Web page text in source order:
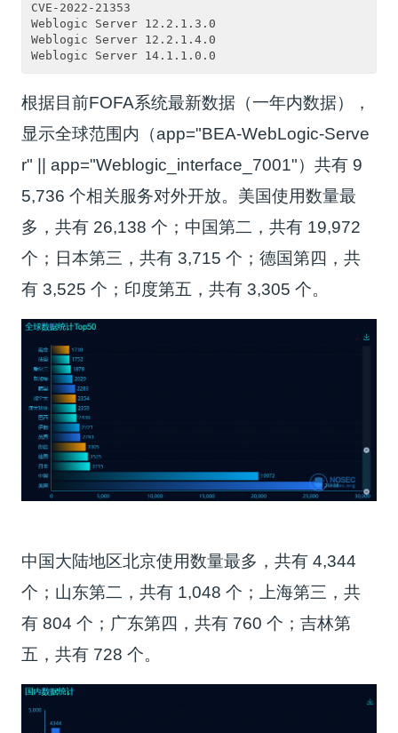
CVE-2022-21353
Weblogic Server 12.2.1.3.0
Weblogic Server 12.2.1.4.0
Weblogic Server 14.1.1.0.0
根据目前FOFA系统最新数据（一年内数据），
显示全球范围内（app="BEA-WebLogic-Serve
r" || app="Weblogic_interface_7001"）共有 9
5,736 个相关服务对外开放。美国使用数量最
多，共有 26,138 个；中国第二，共有 19,972
个；日本第三，共有 3,715 个；德国第四，共
有 3,525 个；印度第五，共有 3,305 个。
中国大陆地区北京使用数量最多，共有 4,344
个；山东第二，共有 1,048 个；上海第三，共
有 804 个；广东第四，共有 760 个；吉林第
五，共有 728 个。